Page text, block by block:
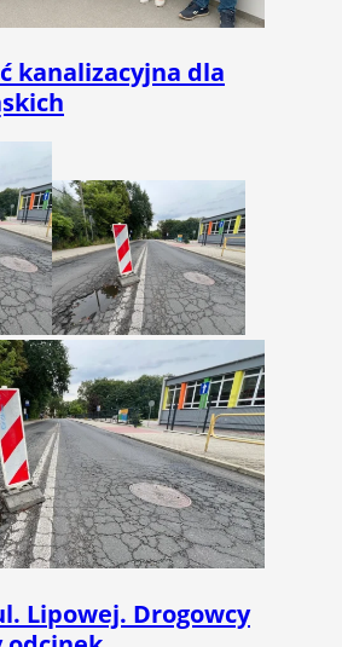
kanalizacyjna dla
Lipowej. Drogowcy